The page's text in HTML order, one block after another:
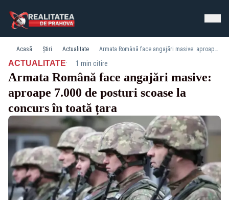
Acasă Știri Actualitate Armata Română face angajări masive: aproape 7.000 de posturi scoase la concurs în toată țara
ACTUALITATE· 1 min citire
Armata Română face angajări masive:
aproape 7.000 de posturi scoase la
concurs în toată țara